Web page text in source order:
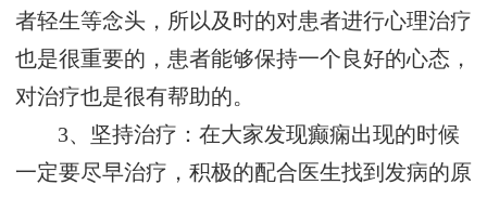
者轻生等念头，所以及时的对患者进行心理治疗
也是很重要的，患者能够保持一个良好的心态，
对治疗也是很有帮助的。
3、坚持治疗：在大家发现癫痫出现的时候
一定要尽早治疗，积极的配合医生找到发病的原